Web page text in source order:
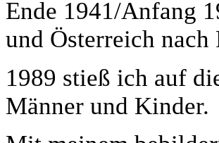
Ende 1941/Anfang
und Österreich nach
1989 stieß ich auf
Männer und Kinder.